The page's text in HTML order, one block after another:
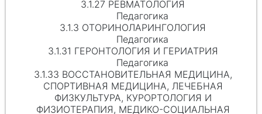
3.1.27 РЕВМАТОЛОГИЯ
Педагогика
3.1.3 ОТОРИНОЛАРИНГОЛОГИЯ
Педагогика
3.1.31 ГЕРОНТОЛОГИЯ И ГЕРИАТРИЯ
Педагогика
3.1.33 ВОССТАНОВИТЕЛЬНАЯ МЕДИЦИНА,
СПОРТИВНАЯ МЕДИЦИНА, ЛЕЧЕБНАЯ
ФИЗКУЛЬТУРА, КУРОРТОЛОГИЯ И
ФИЗИОТЕРАПИЯ, МЕДИКО-СОЦИАЛЬНАЯ